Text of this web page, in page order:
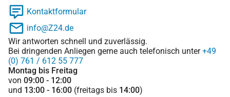
Kontaktformular
info@Z24.de
Wir antworten schnell und zuverlässig.
Bei dringenden Anliegen gerne auch telefonisch unter+49
(0) 761 / 612 55 777
Montag bis Freitag
von 09:00 - 12:00
und 13:00 - 16:00 (freitags bis 14:00)